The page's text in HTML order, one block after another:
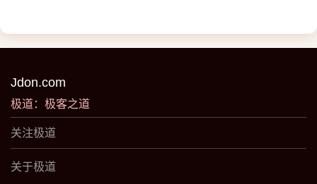
Jdon.com
极道：极客之道
关注极道
关于极道